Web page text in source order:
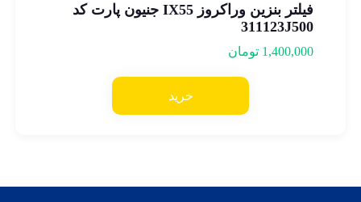
فیلتر بنزین وراکروز IX55 جنیون پارت کد
311123J500
1,400,000 تومان
خرید